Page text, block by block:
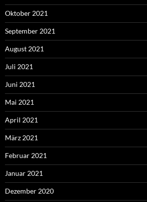
Oktober 2021
September 2021
August 2021
Juli 2021
Juni 2021
Mai 2021
April 2021
März 2021
Februar 2021
Januar 2021
Dezember 2020